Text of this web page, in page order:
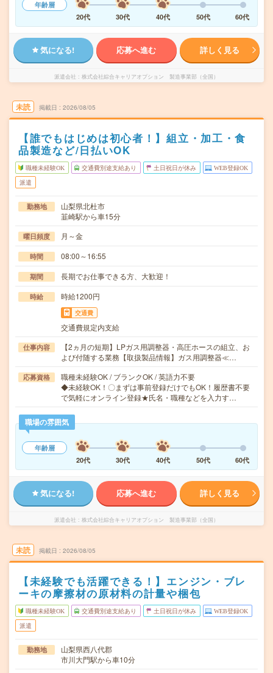
年齢層
20代
30代 40代 50代 60代
気になる! 応募へ進む 詳しく見る
派遣会社 株式会社綜合キャリアオプション 製造事業部（全国）
未読 掲載日 2026/08/05
【誰でもはじめは初心者！】組立・加工・食
品製造など/日払いOK
職種未経験OK 交通費別途支給あり 土日祝日が休み WEB登録OK
派遣
勤務地
山梨県北杜市
韮崎駅から車15分
曜日頻度 月～金
時間 08:00～16:55
期間 長期でお仕事できる方、大歓迎！
時給 時給1200円
交通費
交通費規定内支給
仕事内容
【2ヵ月の短期】LPガス用調整器・高圧ホースの組立、お
よび付随する業務【取扱製品情報】ガス用調整器≪…
応募資格
職種未経験OK / ブランクOK / 英語力不要
◆未経験OK！〇まずは事前登録だけでもOK！履歴書不要
で気軽にオンライン登録★氏名・職種などを入力す…
職場の雰囲気
年齢層
20代
30代 40代 50代 60代
気になる! 応募へ進む 詳しく見る
派遣会社 株式会社綜合キャリアオプション 製造事業部（全国）
未読 掲載日 2026/08/05
【未経験でも活躍できる！】エンジン・ブレ
ーキの摩擦材の原材料の計量や梱包
職種未経験OK 交通費別途支給あり 土日祝日が休み WEB登録OK
派遣
勤務地
山梨県西八代郡
市川大門駅から車10分